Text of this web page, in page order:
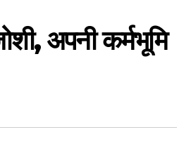
अपनी कर्मभूमि